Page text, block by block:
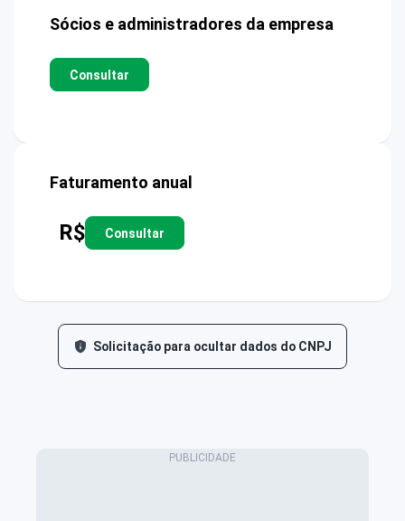
Sócios e administradores da empresa
Consultar
Faturamento anual
R$ Consultar
Solicitação para ocultar dados do CNPJ